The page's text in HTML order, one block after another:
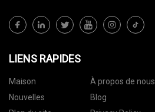
LIENS RAPIDES
Maison À propos de nous
Nouvelles
Blog